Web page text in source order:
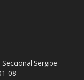
Sergipe
08